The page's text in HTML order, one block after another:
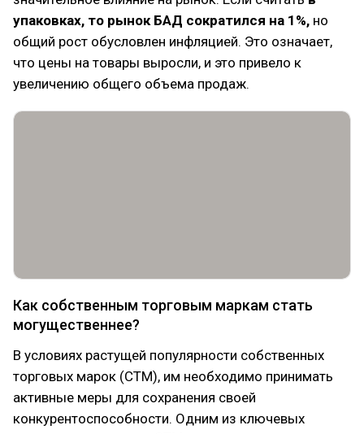
упаковках, то рынок БАД сократился на 1%, но
общий рост обусловлен инфляцией. Это означает,
что цены на товары выросли, и это привело к
увеличению общего объема продаж.
Как собственным торговым маркам стать
могущественнее?
В условиях растущей популярности собственных
торговых марок (СТМ), им необходимо принимать
активные меры для сохранения своей
конкурентоспособности. Одним из ключевых